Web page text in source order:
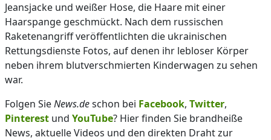
Jeansjacke und weißer Hose, die Haare mit einer
Haarspange geschmückt. Nach dem russischen
Raketenangriff veröffentlichten die ukrainischen
Rettungsdienste Fotos, auf denen ihr lebloser Körper
neben ihrem blutverschmierten Kinderwagen zu sehen
war.
Folgen SieNews.deschon bei Facebook, Twitter,
Pinterest und YouTube? Hier finden Sie brandheiße
News, aktuelle Videos und den direkten Draht zur